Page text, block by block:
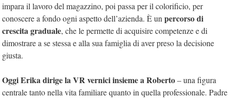
impara il lavoro del magazzino, poi passa per il colorificio, per
conoscere a fondo ogni aspetto dell’azienda. È unpercorso di
crescita graduale, che le permette di acquisire competenze e di
dimostrare a se stessa e alla sua famiglia di aver preso la decisione
giusta.
Oggi Erika dirige la VR vernici insieme a Roberto– una figura
centrale tanto nella vita familiare quanto in quella professionale. Padre